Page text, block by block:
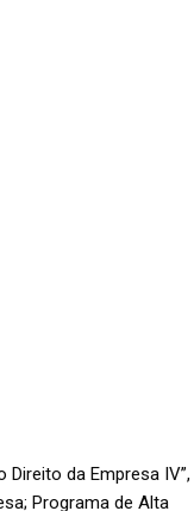
da Empresa IV”,
Programa de Alta